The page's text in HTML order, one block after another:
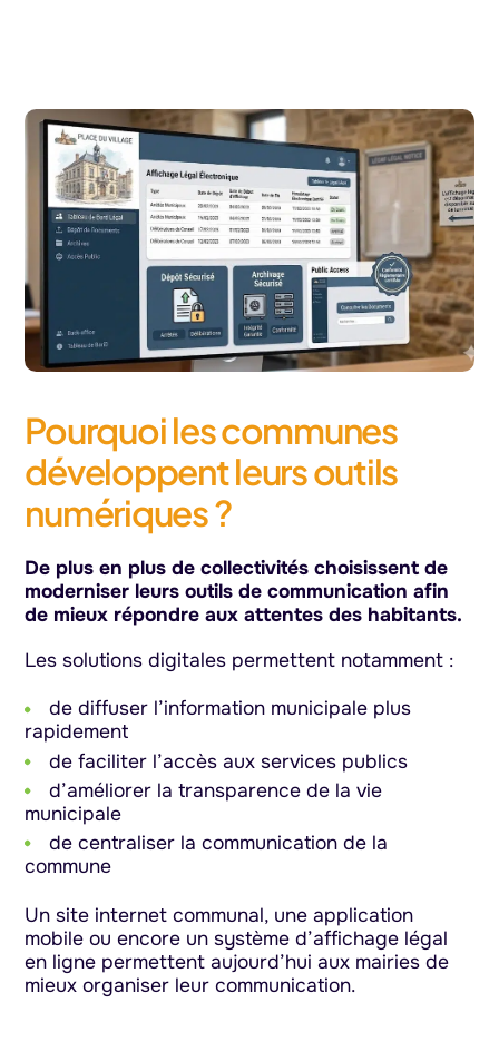
Pourquoi les communes
développent leurs outils
numériques ?
De plus en plus de collectivités choisissent de
moderniser leurs outils de communication afin
de mieux répondre aux attentes des habitants.
Les solutions digitales permettent notamment :
de diffuser l’information municipale plus
rapidement
de faciliter l’accès aux services publics
d’améliorer la transparence de la vie
municipale
de centraliser la communication de la
commune
Un site internet communal, une application
mobile ou encore un système d’affichage légal
en ligne permettent aujourd’hui aux mairies de
mieux organiser leur communication.